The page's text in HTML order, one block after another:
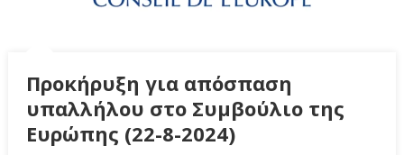
Προκήρυξη για απόσπαση
υπαλλήλου στο Συμβούλιο της
Ευρώπης (22-8-2024)